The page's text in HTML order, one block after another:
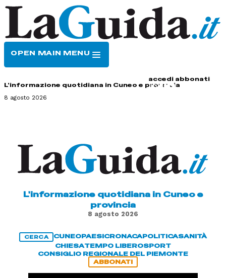
OPEN MAIN MENU
accedi abbonati
L'informazione quotidiana in Cuneo e provincia
8 agosto 2026
L'informazione quotidiana in Cuneo e
provincia
8 agosto 2026
CERCA CUNEOPAESICRONACAPOLITICASANITÀ
CHIESATEMPO LIBEROSPORT
CONSIGLIO REGIONALE DEL PIEMONTE
ABBONATI